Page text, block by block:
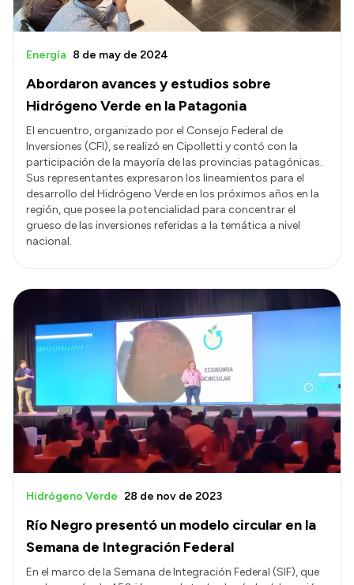
Abordaron avances y estudios sobre
Hidrógeno Verde en la Patagonia
Energía 8 de may de 2024
El encuentro, organizado por el Consejo Federal de
Inversiones (CFI), se realizó en Cipolletti y contó con la
participación de la mayoría de las provincias patagónicas.
Sus representantes expresaron los lineamientos para el
desarrollo del Hidrógeno Verde en los próximos años en la
región, que posee la potencialidad para concentrar el
grueso de las inversiones referidas a la temática a nivel
nacional.
Río Negro presentó un modelo circular en la
Semana de Integración Federal
Hidrógeno Verde 28 de nov de 2023
En el marco de la Semana de Integración Federal (SIF), que